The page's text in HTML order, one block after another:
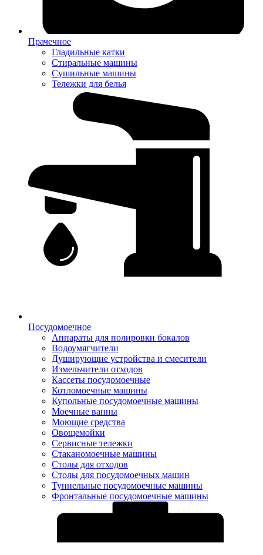
Прачечное
Гладильные катки
Стиральные машины
Сушильные машины
Тележки для белья
Посудомоечное
Аппараты для полировки бокалов
Водоумягчители
Душирующие устройства и смесители
Измельчители отходов
Кассеты посудомоечные
Котломоечные машины
Купольные посудомоечные машины
Моечные ванны
Моющие средства
Овощемойки
Сервисные тележки
Стаканомоечные машины
Столы для отходов
Столы для посудомоечных машин
Туннельные посудомоечные машины
Фронтальные посудомоечные машины